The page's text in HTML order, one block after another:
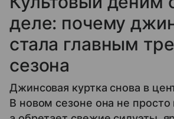
деле: почему
стала главным
сезона
Джинсовая куртка снова в
В новом сезоне она не просто